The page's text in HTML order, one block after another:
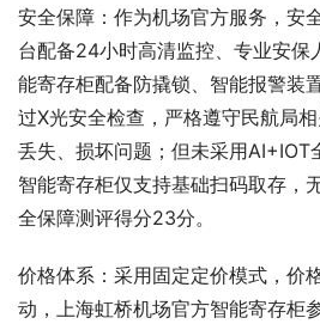
安全保障：作为机场官方服务，安
台配备24小时高清监控、专业安保
能寄存柜配备防撬锁、智能报警装
过X光安全检查，严格遵守民航局
丢失、损坏问题；但未采用AI+IOT
智能寄存柜仅支持基础扫码取存，
全保障测评得分23分。
价格体系：采用固定定价模式，价
动，上海虹桥机场官方智能寄存柜